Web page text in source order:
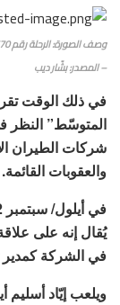
– المصدر: بشّار ديب
في ذلك الوقت
المتوسّط” النظر
شركات الطيران
والعقوبات القائمة.
يُقال إنه على
في الشركة كمدير
ويلعب إيّاد أسليم